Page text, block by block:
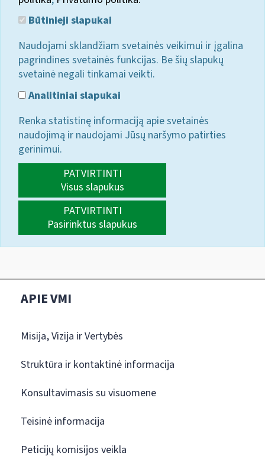
Būtinieji slapukai
Naudojami sklandžiam svetainės veikimui ir įgalina
pagrindines svetainės funkcijas. Be šių slapukų
svetainė negali tinkamai veikti.
Analitiniai slapukai
Renka statistinę informaciją apie svetainės
naudojimą ir naudojami Jūsų naršymo patirties
gerinimui.
PATVIRTINTI
Visus slapukus
PATVIRTINTI
Pasirinktus slapukus
APIE VMI
Misija, Vizija ir Vertybės
Struktūra ir kontaktinė informacija
Konsultavimasis su visuomene
Teisinė informacija
Peticijų komisijos veikla